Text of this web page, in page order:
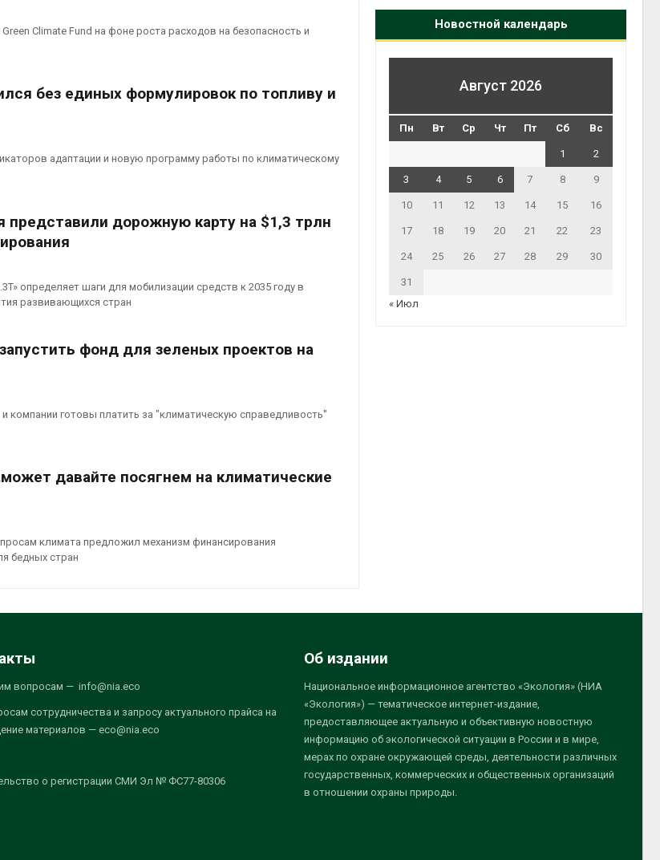
Climate Fund на фоне роста расходов на безопасность и
без единых формулировок по топливу и
адаптации и новую программу работы по климатическому
представили дорожную карту на $1,3 трлн
определяет шаги для мобилизации средств к 2035 году в
развивающихся стран
фонд для зеленых проектов на
компании готовы платить за "климатическую справедливость"
давайте посягнем на климатические
климата предложил механизм финансирования
бедных стран
Новостной календарь
Август 2026
Пн Вт Ср Чт Пт Сб Вс
1 2
3 4 5 6 7 8 9
10 11 12 13 14 15 16
17 18 19 20 21 22 23
24 25 26 27 28 29 30
31
« Июл
вопросам — info@nia.eco
сотрудничества и запросу актуального прайса на
материалов — eco@nia.eco
о регистрации СМИ Эл № ФС77-80306
Об издании
Национальное информационное агентство «Экология» (НИА
«Экология») — тематическое интернет-издание,
предоставляющее актуальную и объективную новостную
информацию об экологической ситуации в России и в мире,
мерах по охране окружающей среды, деятельности различных
государственных, коммерческих и общественных организаций
в отношении охраны природы.